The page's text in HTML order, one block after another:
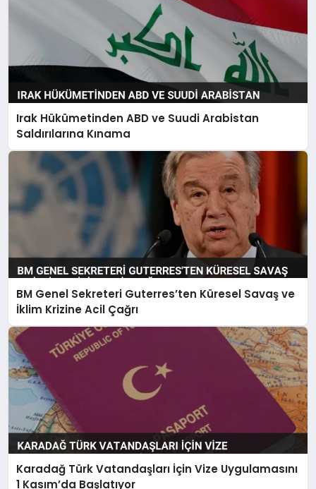
Irak Hükümetinden ABD ve Suudi Arabistan
Saldırılarına Kınama
BM Genel Sekreteri Guterres’ten Küresel Savaş ve
İklim Krizine Acil Çağrı
Karadağ Türk Vatandaşları İçin Vize Uygulamasını
1 Kasım’da Başlatıyor